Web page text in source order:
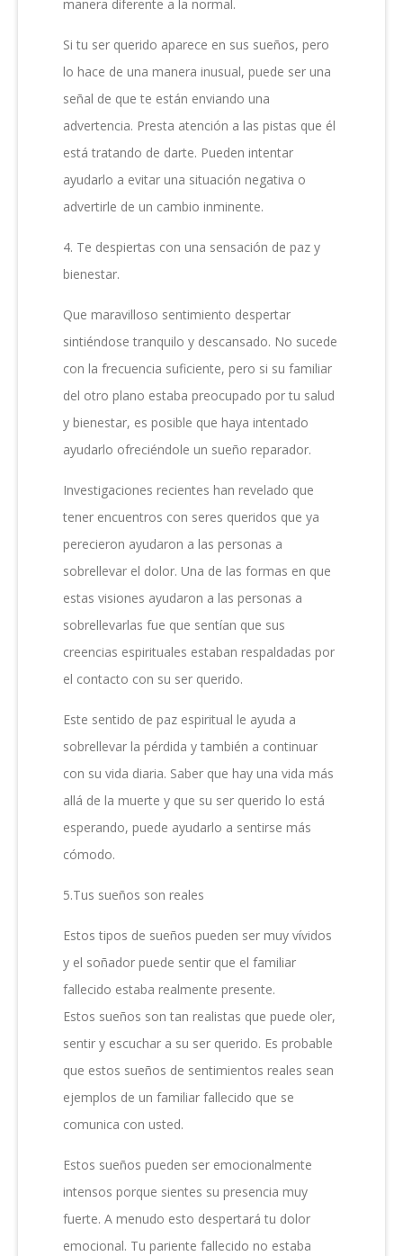
manera diferente a la normal.
Si tu ser querido aparece en sus sueños, pero
lo hace de una manera inusual, puede ser una
señal de que te están enviando una
advertencia. Presta atención a las pistas que él
está tratando de darte. Pueden intentar
ayudarlo a evitar una situación negativa o
advertirle de un cambio inminente.
4. Te despiertas con una sensación de paz y
bienestar.
Que maravilloso sentimiento despertar
sintiéndose tranquilo y descansado. No sucede
con la frecuencia suficiente, pero si su familiar
del otro plano estaba preocupado por tu salud
y bienestar, es posible que haya intentado
ayudarlo ofreciéndole un sueño reparador.
Investigaciones recientes han revelado que
tener encuentros con seres queridos que ya
perecieron ayudaron a las personas a
sobrellevar el dolor. Una de las formas en que
estas visiones ayudaron a las personas a
sobrellevarlas fue que sentían que sus
creencias espirituales estaban respaldadas por
el contacto con su ser querido.
Este sentido de paz espiritual le ayuda a
sobrellevar la pérdida y también a continuar
con su vida diaria. Saber que hay una vida más
allá de la muerte y que su ser querido lo está
esperando, puede ayudarlo a sentirse más
cómodo.
5.Tus sueños son reales
Estos tipos de sueños pueden ser muy vívidos
y el soñador puede sentir que el familiar
fallecido estaba realmente presente.
Estos sueños son tan realistas que puede oler,
sentir y escuchar a su ser querido. Es probable
que estos sueños de sentimientos reales sean
ejemplos de un familiar fallecido que se
comunica con usted.
Estos sueños pueden ser emocionalmente
intensos porque sientes su presencia muy
fuerte. A menudo esto despertará tu dolor
emocional. Tu pariente fallecido no estaba